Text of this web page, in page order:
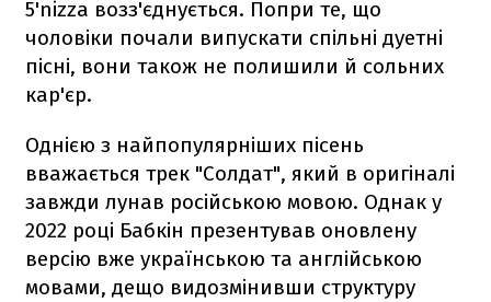
5'nizza возз'єднується. Попри те, що
чоловіки почали випускати спільні дуетні
пісні, вони також не полишили й сольних
кар'єр.
Однією з найпопулярніших пісень
вважається трек "Солдат", який в оригіналі
завжди лунав російською мовою. Однак у
2022 році Бабкін презентував оновлену
версію вже українською та англійською
мовами, дещо видозмінивши структуру